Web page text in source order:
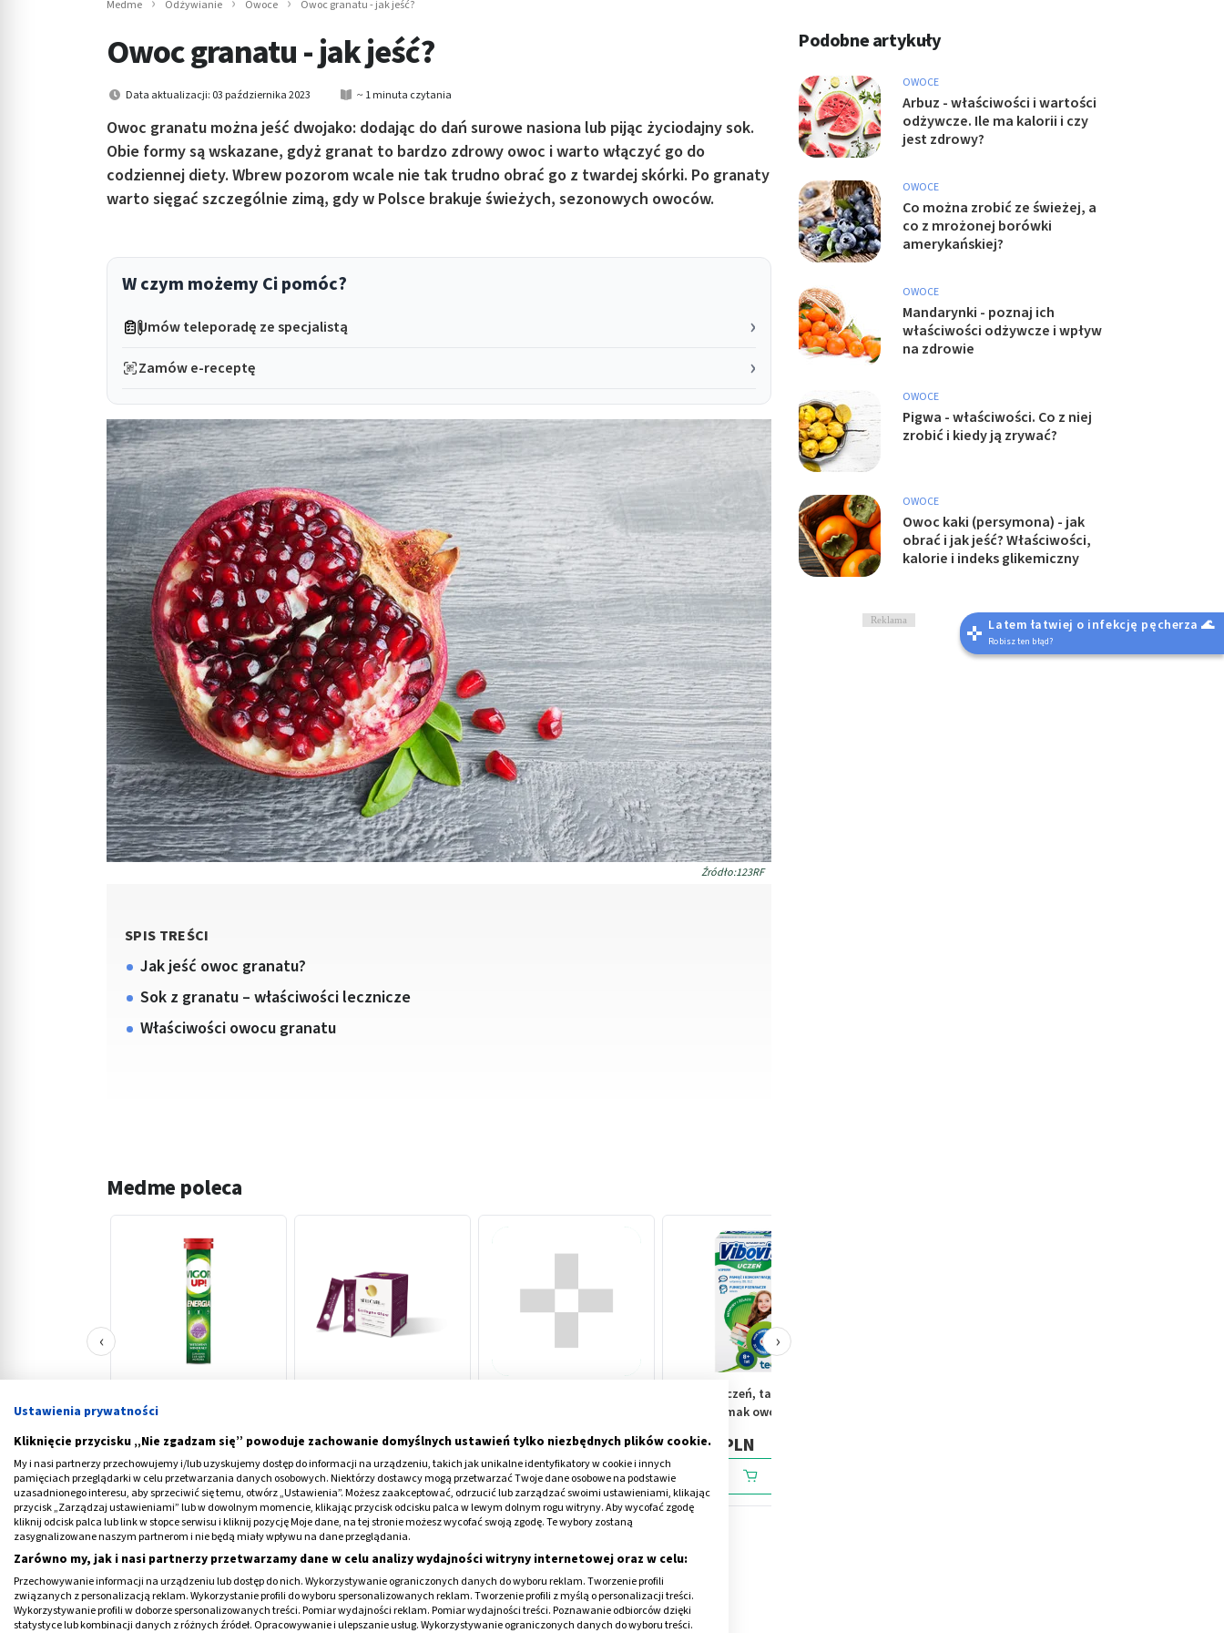
Medme Odżywianie Owoce Owoc granatu - jak jeść?
Owoc granatu - jak jeść?
Data aktualizacji: 03 października 2023 ~ 1 minuta czytania
Owoc granatu można jeść dwojako: dodając do dań surowe nasiona lub pijąc życiodajny sok.
Obie formy są wskazane, gdyż granat to bardzo zdrowy owoc i warto włączyć go do
codziennej diety. Wbrew pozorom wcale nie tak trudno obrać go z twardej skórki. Po granaty
warto sięgać szczególnie zimą, gdy w Polsce brakuje świeżych, sezonowych owoców.
W czym możemy Ci pomóc?
Umów teleporadę ze specjalistą
Zamów e-receptę
Źródło:123RF
SPIS TREŚCI
Jak jeść owoc granatu?
Sok z granatu – właściwości lecznicze
Właściwości owocu granatu
Medme poleca
sm.owoce leśne,
26,89 PLN 77,99 PLN
szt
35,79 PLN
Vibovit Uczeń, tabletki do
ssania, smak owoce leśne,
34,79 PLN
‹ ›
Jak jeść owoc granatu?
Nasiona granatu mogą być zdrową przekąską „do pochrupania” przed telewizorem – w
Podobne artykuły
OWOCE
Arbuz - właściwości i wartości
odżywcze. Ile ma kalorii i czy
jest zdrowy?
OWOCE
Co można zrobić ze świeżej, a
co z mrożonej borówki
amerykańskiej?
OWOCE
Mandarynki - poznaj ich
właściwości odżywcze i wpływ
na zdrowie
OWOCE
Pigwa - właściwości. Co z niej
zrobić i kiedy ją zrywać?
OWOCE
Owoc kaki (persymona) - jak
obrać i jak jeść? Właściwości,
kalorie i indeks glikemiczny
Reklama Latem łatwiej o infekcję pęcherza 🌊
Robisz ten błąd?
Ustawienia prywatności
Kliknięcie przycisku „Nie zgadzam się” powoduje zachowanie domyślnych ustawień tylko niezbędnych plików cookie.
My i nasi partnerzy przechowujemy i/lub uzyskujemy dostęp do informacji na urządzeniu, takich jak unikalne identyfikatory w cookie i innych
pamięciach przeglądarki w celu przetwarzania danych osobowych. Niektórzy dostawcy mogą przetwarzać Twoje dane osobowe na podstawie
uzasadnionego interesu, aby sprzeciwić się temu, otwórz „Ustawienia”. Możesz zaakceptować, odrzucić lub zarządzać swoimi ustawieniami, klikając
przycisk „Zarządzaj ustawieniami” lub w dowolnym momencie, klikając przycisk odcisku palca w lewym dolnym rogu witryny. Aby wycofać zgodę
kliknij odcisk palca lub link w stopce serwisu i kliknij pozycję Moje dane, na tej stronie możesz wycofać swoją zgodę. Te wybory zostaną
zasygnalizowane naszym partnerom i nie będą miały wpływu na dane przeglądania.
Zarówno my, jak i nasi partnerzy przetwarzamy dane w celu analizy wydajności witryny internetowej oraz w celu:
Przechowywanie informacji na urządzeniu lub dostęp do nich. Wykorzystywanie ograniczonych danych do wyboru reklam. Tworzenie profili
związanych z personalizacją reklam. Wykorzystanie profili do wyboru spersonalizowanych reklam. Tworzenie profili z myślą o personalizacji treści.
Wykorzystywanie profili w doborze spersonalizowanych treści. Pomiar wydajności reklam. Pomiar wydajności treści. Poznawanie odbiorców dzięki
statystyce lub kombinacji danych z różnych źródeł. Opracowywanie i ulepszanie usług. Wykorzystywanie ograniczonych danych do wyboru treści.